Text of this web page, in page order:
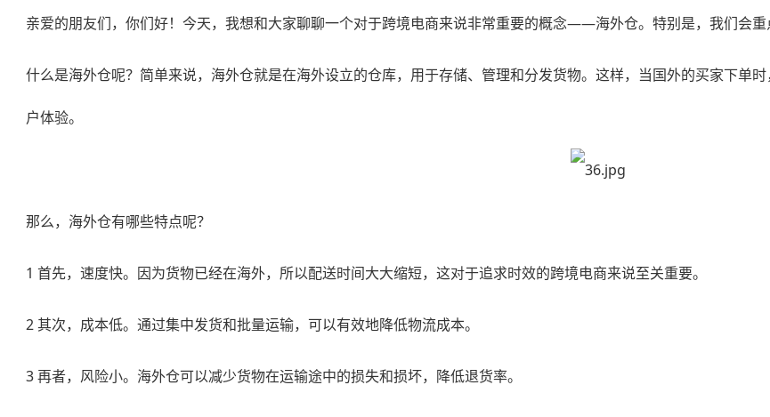
亲爱的朋友们，你们好！今天，我想和大家聊聊一个对于跨境电商来说非常重要的概念——海外仓。特别是，我们会
什么是海外仓呢？简单来说，海外仓就是在海外设立的仓库，用于存储、管理和分发货物。这样，当国外的买家下单
户体验。
那么，海外仓有哪些特点呢？
1 首先，速度快。因为货物已经在海外，所以配送时间大大缩短，这对于追求时效的跨境电商来说至关重要。
2 其次，成本低。通过集中发货和批量运输，可以有效地降低物流成本。
3 再者，风险小。海外仓可以减少货物在运输途中的损失和损坏，降低退货率。